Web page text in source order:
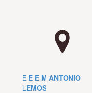
E E E M ANTONIO
LEMOS